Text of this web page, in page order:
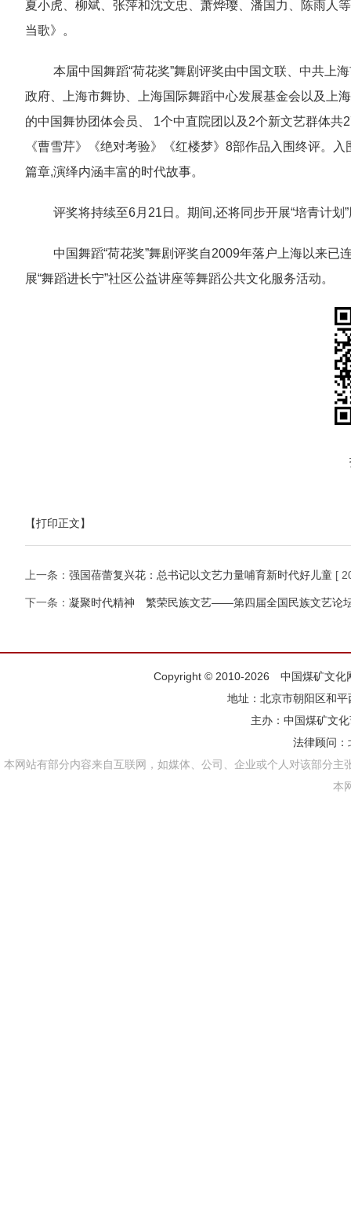
夏小虎、柳斌、张萍和沈文忠、萧烨璎、潘国力、陈雨人
当歌》。
本届中国舞蹈“荷花奖”舞剧评奖由中国文联、中共上
政府、上海市舞协、上海国际舞蹈中心发展基金会以及上
的中国舞协团体会员、 1个中直院团以及2个新文艺群体
《曹雪芹》《绝对考验》《红楼梦》8部作品入围终评。
篇章,演绎内涵丰富的时代故事。
评奖将持续至6月21日。期间,还将同步开展“培青计
中国舞蹈“荷花奖”舞剧评奖自2009年落户上海以来
展“舞蹈进长宁”社区公益讲座等舞蹈公共文化服务活动。
【打印正文】
上一条： 强国蓓蕾复兴花：总书记以文艺力量哺育新时代好儿童 [
下一条： 凝聚时代精神 繁荣民族文艺——第四届全国民族文艺论
Copyright © 2010-2026 中国煤矿文
地址：北京市朝阳区和
主办： 中国煤矿文
法律顾问：
本网站有部分内容来自互联网，如媒体、公司、企业或个人对该部分
本